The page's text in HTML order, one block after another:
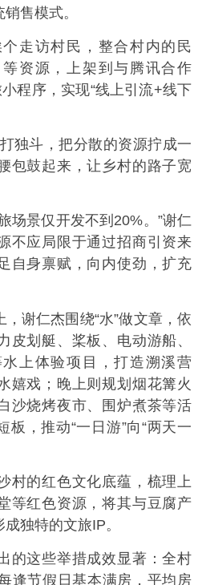
售模式。
访村民，整合村内的民
资源，上架到与腾讯合作
程序，实现“线上引流+线下
斗，把分散的资源拧成一
包鼓起来，让乡村的路子宽
景仅开发不到20%。”谢仁
不应局限于通过招商引资来
自身禀赋，向内使劲，扩充
谢仁杰围绕“水”做文章，依
皮划艇、桨板、电动游船、
上体验项目，打造溯溪营
嬉戏；晚上则规划烟花篝火
沙烧烤夜市、围炉煮茶等活
板，推动“一日游”向“两天一
的红色文化底蕴，梳理上
等红色资源，将其与豆腐产
独特的文旅IP。
这些举措成效显著：全村
逢节假日基本满房，平均房